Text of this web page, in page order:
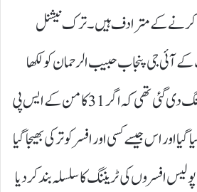
کرنے کے مترادف ہیں۔ ترک نیشنل
جی پنجاب حبیب الرحمان کو لکھا
اس میں واضع طور پر وارننگ دی گئی تھی کہ اگر31کامن کے ایس پی
اور اس جیسے کسی اور افسر کو ترکی بھیجا گیا
افسروں کی ٹریننگ کا سلسلہ بند کر دیا